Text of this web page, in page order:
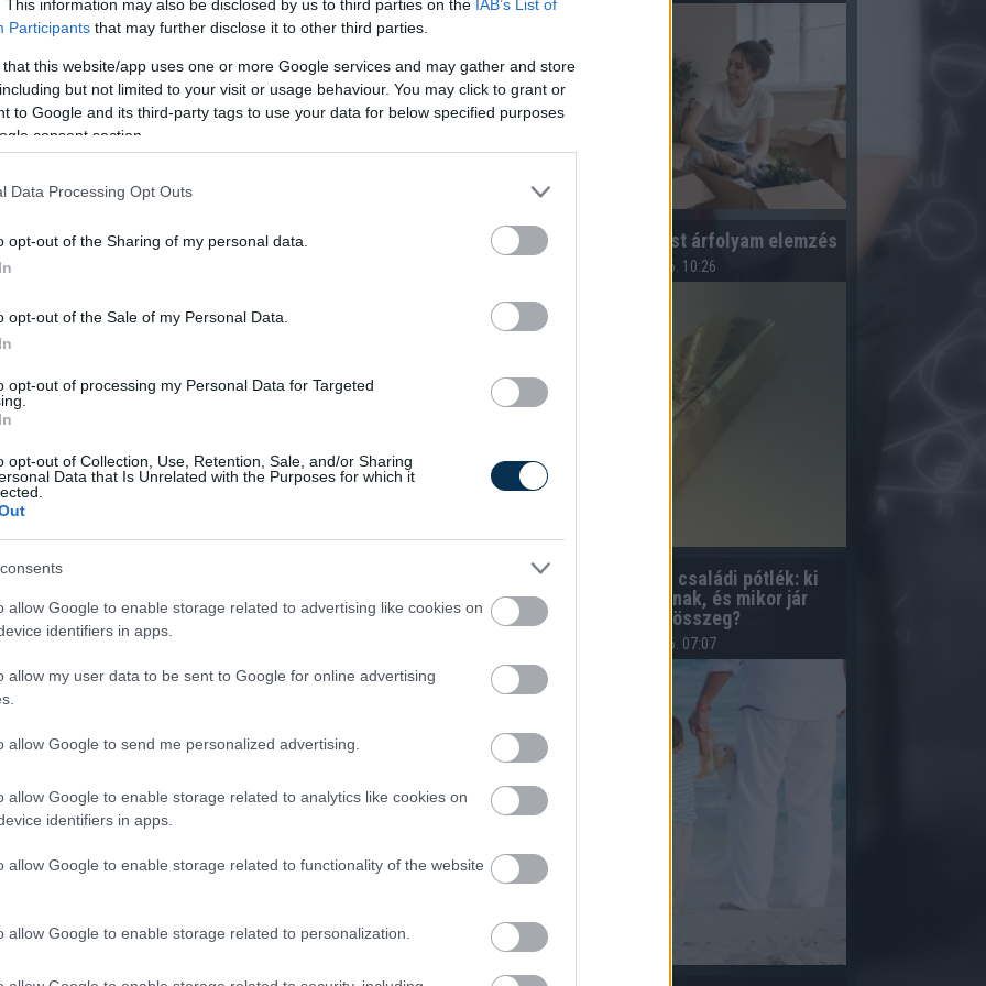
This information may also be disclosed by us to third parties on the IAB’s List of
Participants that may further disclose it to other third parties.
that this website/app uses one or more Google services and may gather and store
but not limited to your visit or usage behaviour. You may click to grant or
to Google and its third-party tags to use your data for below specified purposes
consent section.
Data Processing Opt Outs
opt-out of the Sharing of my personal data.
opt-out of the Sale of my Personal Data.
opt-out of processing my Personal Data for Targeted
opt-out of Collection, Use, Retention, Sale, and/or Sharing
Data that Is Unrelated with the Purposes for which it
allow Google to enable storage related to advertising like cookies on
identifiers in apps.
allow my user data to be sent to Google for online advertising
allow Google to send me personalized advertising.
allow Google to enable storage related to analytics like cookies on
identifiers in apps.
allow Google to enable storage related to functionality of the website
allow Google to enable storage related to personalization.
türelmesek és hajlandók
Nem hajlamosak az impulzív
Szívesen segítenek
jólétüket.
praktikus és földhözragadt. Józan ésszel
a kényelmet és a stabilitást. Fontos
kényelme.
társaságkedvelők, érzelmi mélység is
érzelmeikben és mások érzéseiben is.
és elkötelezettek a szeretteik iránt.
rájuk.
képesek alkalmazkodni a változó
a problémákra.
és higgadt fejjel kezelik a stresszes
köszönhetően.
Arany árfolyam és ezüst árfolyam elemzés
2026.08.06. 10:26
Egyedülálló szülő és családi pótlék: ki
számít egyedülállónak, és mikor jár
magasabb összeg?
2026.08.06. 07:07